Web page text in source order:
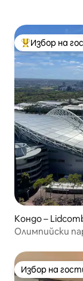
Най-Избор на
Кондо –
Олимпийски
Избор на
Избор на